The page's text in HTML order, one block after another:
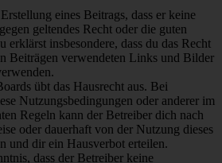
eines Beitrags, dass er keine
geltendes Recht oder die guten
erklärst insbesondere, dass du das Recht
Beiträgen verwendeten Links und Bilder
übt das Hausrecht aus. Bei
Nutzungsbedingungen oder anderer im
Regeln kann der Betreiber dich nach
oder dauerhaft von der Nutzung dieses
und dir ein Hausverbot erteilen.
dass der Betreiber keine